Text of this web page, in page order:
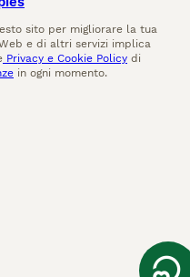
sito per migliorare la tua
e di altri servizi implica
Privacy e Cookie Policy di
in ogni momento.